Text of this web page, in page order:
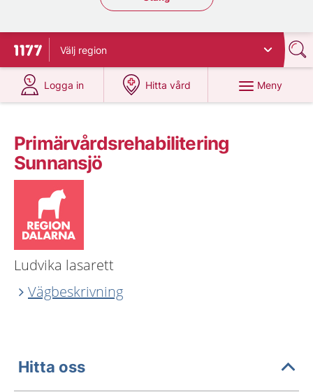
Till startsidan för 1177
Välj region
Logga in
på 1177.se
Hitta vård
på 1177.se
Meny
Primärvårdsrehabilitering
Sunnansjö
Ludvika lasarett
Vägbeskrivning
Hitta oss